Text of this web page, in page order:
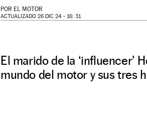
POR EL MOTOR
ACTUALIZADO 26 DIC 24 - 16: 31
El marido de la ‘influencer’
mundo del motor y sus tres